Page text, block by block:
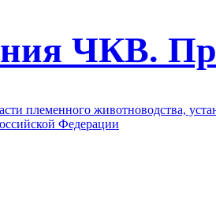
ЧКВ.
племенного животноводства,
Федерации